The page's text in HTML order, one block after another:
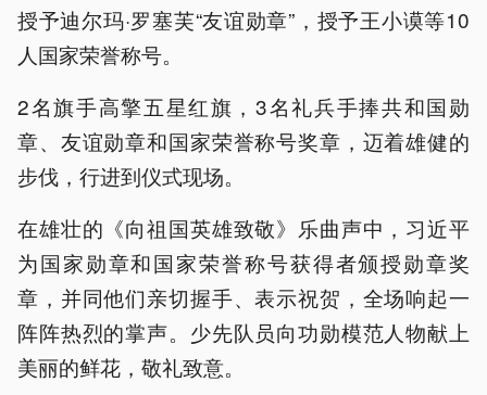
授予迪尔玛·罗塞芙“友谊勋章”，授予王小谟等10
人国家荣誉称号。
2名旗手高擎五星红旗，3名礼兵手捧共和国勋
章、友谊勋章和国家荣誉称号奖章，迈着雄健的
步伐，行进到仪式现场。
在雄壮的《向祖国英雄致敬》乐曲声中，习近平
为国家勋章和国家荣誉称号获得者颁授勋章奖
章，并同他们亲切握手、表示祝贺，全场响起一
阵阵热烈的掌声。少先队员向功勋模范人物献上
美丽的鲜花，敬礼致意。